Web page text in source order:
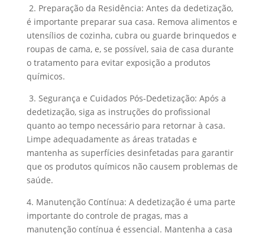
2. Preparação da Residência: Antes da dedetização,
é importante preparar sua casa. Remova alimentos e
utensílios de cozinha, cubra ou guarde brinquedos e
roupas de cama, e, se possível, saia de casa durante
o tratamento para evitar exposição a produtos
químicos.
3. Segurança e Cuidados Pós-Dedetização: Após a
dedetização, siga as instruções do profissional
quanto ao tempo necessário para retornar à casa.
Limpe adequadamente as áreas tratadas e
mantenha as superfícies desinfetadas para garantir
que os produtos químicos não causem problemas de
saúde.
4. Manutenção Contínua: A dedetização é uma parte
importante do controle de pragas, mas a
manutenção contínua é essencial. Mantenha a casa